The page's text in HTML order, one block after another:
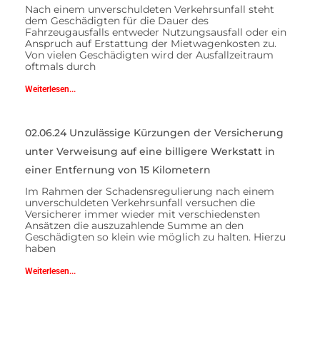
Nach einem unverschuldeten Verkehrsunfall steht
dem Geschädigten für die Dauer des
Fahrzeugausfalls entweder Nutzungsausfall oder ein
Anspruch auf Erstattung der Mietwagenkosten zu.
Von vielen Geschädigten wird der Ausfallzeitraum
oftmals durch
Weiterlesen...
02.06.24 Unzulässige Kürzungen der Versicherung
unter Verweisung auf eine billigere Werkstatt in
einer Entfernung von 15 Kilometern
Im Rahmen der Schadensregulierung nach einem
unverschuldeten Verkehrsunfall versuchen die
Versicherer immer wieder mit verschiedensten
Ansätzen die auszuzahlende Summe an den
Geschädigten so klein wie möglich zu halten. Hierzu
haben
Weiterlesen...